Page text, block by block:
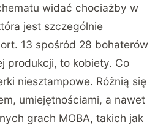
widać chociażby w
jest szczególnie
13 spośród 28 bohaterów
produkcji, to kobiety. Co
niesztampowe. Różnią się
umiejętnościami, a nawet
grach MOBA, takich jak